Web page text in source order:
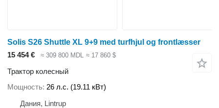
Solis S26 Shuttle XL 9+9 med turfhjul og frontlæsser
15 454 €
≈ 309 800 MDL ≈ 17 860 $
Трактор колесный
Мощность 26 л.с. (19.11 кВт)
Дания, Lintrup